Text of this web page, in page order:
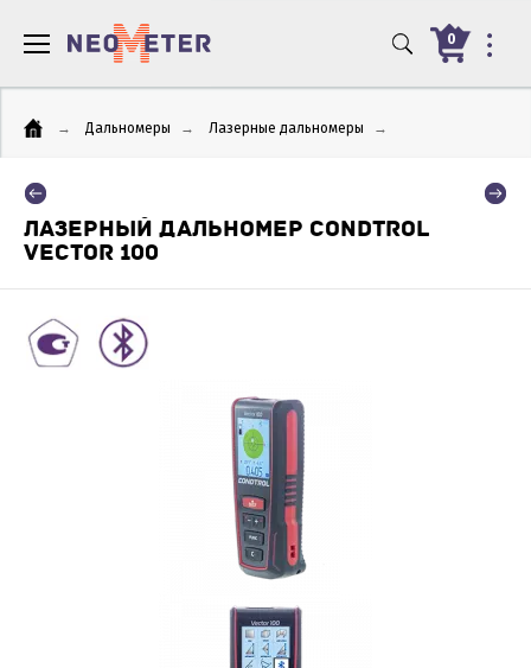
0
→ Дальномеры → Лазерные дальномеры →
ЛАЗЕРНЫЙ ДАЛЬНОМЕР CONDTROL
VECTOR 100